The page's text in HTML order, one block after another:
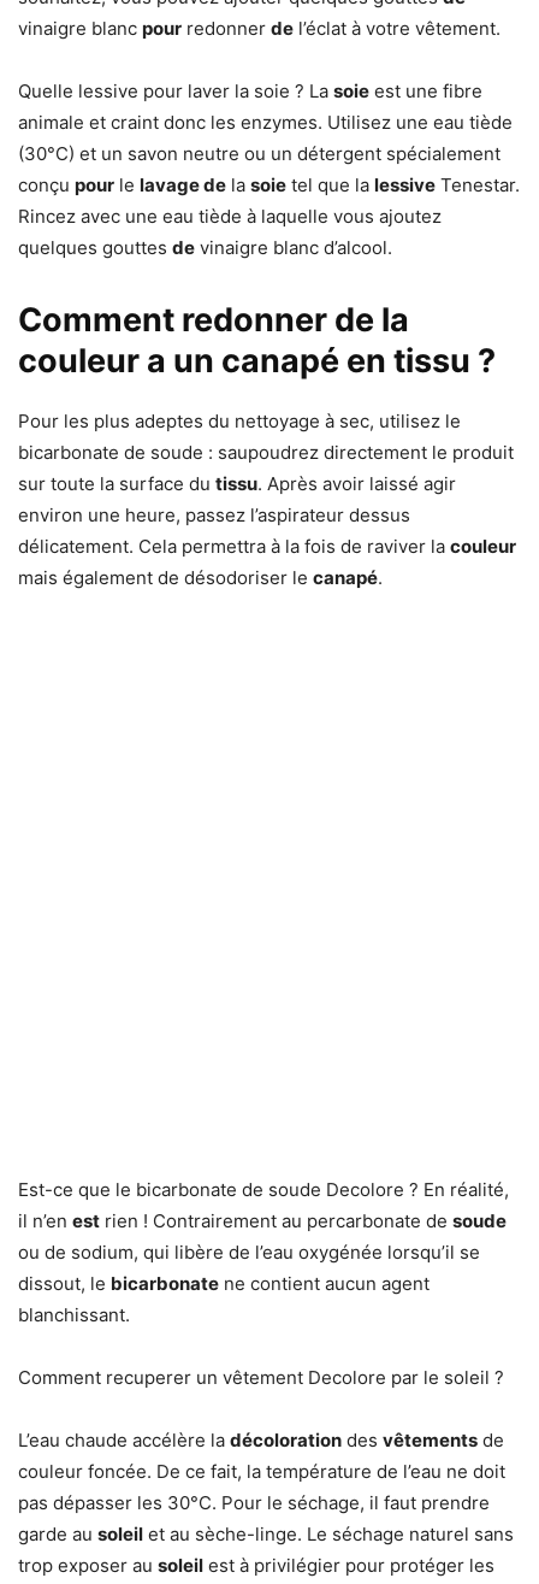
vinaigre blanc pour redonner de l’éclat à votre vêtement.
Quelle lessive pour laver la soie ? La soie est une fibre
animale et craint donc les enzymes. Utilisez une eau tiède
(30°C) et un savon neutre ou un détergent spécialement
conçu pour le lavage de la soie tel que la lessive Tenestar.
Rincez avec une eau tiède à laquelle vous ajoutez
quelques gouttes de vinaigre blanc d’alcool.
Comment redonner de la
couleur a un canapé en tissu ?
Pour les plus adeptes du nettoyage à sec, utilisez le
bicarbonate de soude : saupoudrez directement le produit
sur toute la surface du tissu. Après avoir laissé agir
environ une heure, passez l’aspirateur dessus
délicatement. Cela permettra à la fois de raviver la couleur
mais également de désodoriser le canapé.
Est-ce que le bicarbonate de soude Decolore ? En réalité,
il n’en est rien ! Contrairement au percarbonate de soude
ou de sodium, qui libère de l’eau oxygénée lorsqu’il se
dissout, le bicarbonate ne contient aucun agent
blanchissant.
Comment recuperer un vêtement Decolore par le soleil ?
L’eau chaude accélère la décoloration des vêtements de
couleur foncée. De ce fait, la température de l’eau ne doit
pas dépasser les 30°C. Pour le séchage, il faut prendre
garde au soleil et au sèche-linge. Le séchage naturel sans
trop exposer au soleil est à privilégier pour protéger les